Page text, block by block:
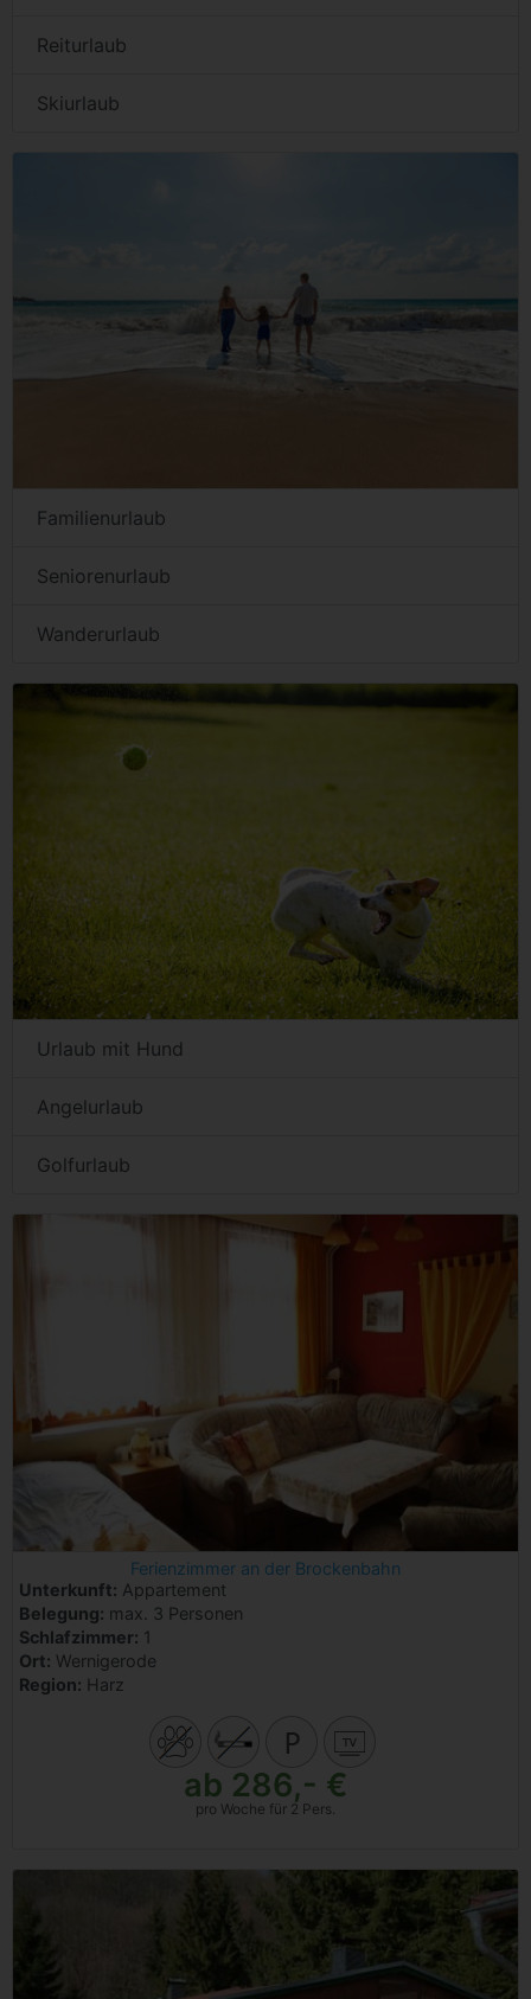
Reiturlaub
Skiurlaub
Familienurlaub
Seniorenurlaub
Wanderurlaub
Urlaub mit Hund
Angelurlaub
Golfurlaub
Ferienzimmer an der Brockenbahn
Unterkunft: Appartement
Belegung: max. 3 Personen
Schlafzimmer: 1
Ort: Wernigerode
Region: Harz
ab 286,- €
pro Woche für 2 Pers.